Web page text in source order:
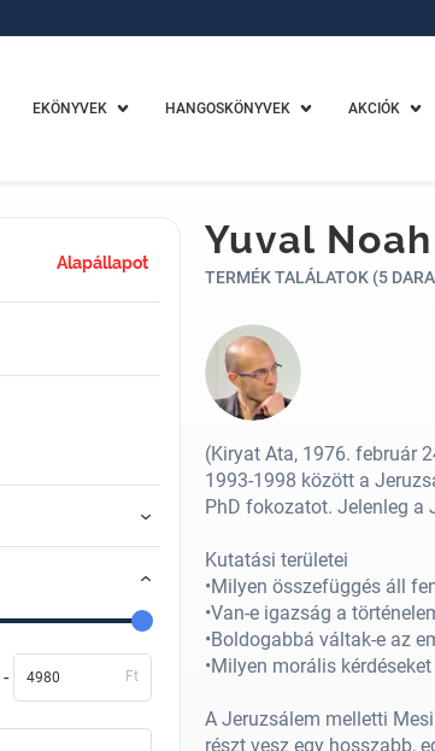
EKÖNYVEK HANGOSKÖNYVEK AKCIÓK
Alapállapot
- Ft
Yuval
TERMÉK TALÁLATOK (5
(Kiryat Ata, 1976. február
1993-1998 között a
PhD fokozatot. Jelenleg a
Kutatási területei
•Milyen összefüggés áll
•Van-e igazság a
•Boldogabbá váltak-e az
•Milyen morális
A Jeruzsálem melletti
részt vesz egy hosszabb,